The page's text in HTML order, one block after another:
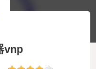
vnp